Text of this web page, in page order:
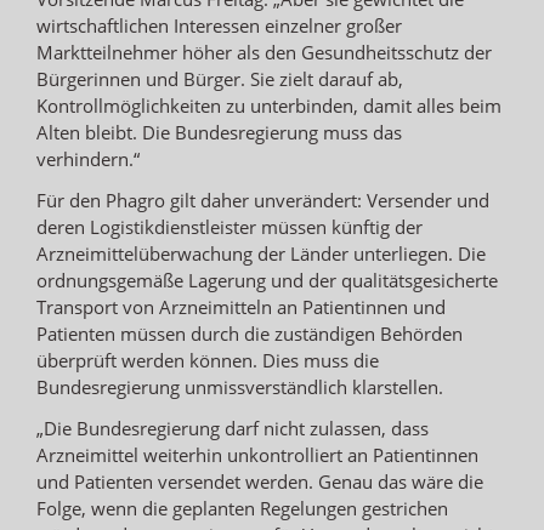
wirtschaftlichen Interessen einzelner großer
Marktteilnehmer höher als den Gesundheitsschutz der
Bürgerinnen und Bürger. Sie zielt darauf ab,
Kontrollmöglichkeiten zu unterbinden, damit alles beim
Alten bleibt. Die Bundesregierung muss das
verhindern.“
Für den Phagro gilt daher unverändert: Versender und
deren Logistikdienstleister müssen künftig der
Arzneimittelüberwachung der Länder unterliegen. Die
ordnungsgemäße Lagerung und der qualitätsgesicherte
Transport von Arzneimitteln an Patientinnen und
Patienten müssen durch die zuständigen Behörden
überprüft werden können. Dies muss die
Bundesregierung unmissverständlich klarstellen.
„Die Bundesregierung darf nicht zulassen, dass
Arzneimittel weiterhin unkontrolliert an Patientinnen
und Patienten versendet werden. Genau das wäre die
Folge, wenn die geplanten Regelungen gestrichen